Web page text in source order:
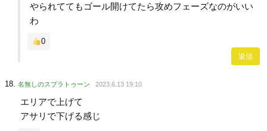
やられててもゴール開けてたら攻めフェーズなのがいい
わ
0
返信
名無しのスプラトゥーン 2023.6.13 19:10
エリアで上げて
アサリで下げる感じ